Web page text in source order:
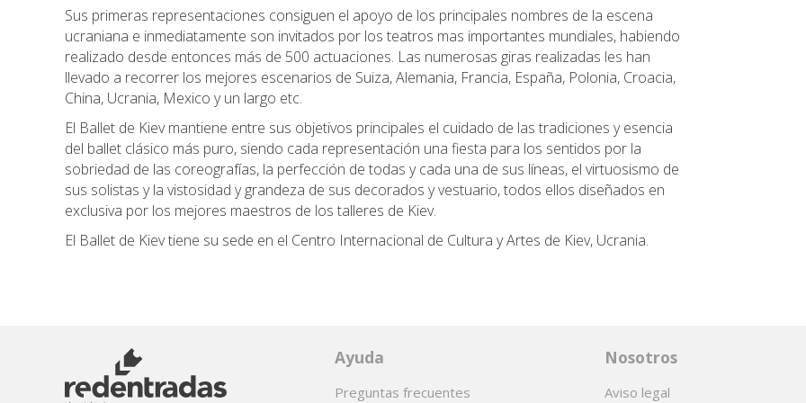
Sus primeras representaciones consiguen el apoyo de los principales nombres de la escena
ucraniana e inmediatamente son invitados por los teatros mas importantes mundiales, habiendo
realizado desde entonces más de 500 actuaciones. Las numerosas giras realizadas les han
llevado a recorrer los mejores escenarios de Suiza, Alemania, Francia, España, Polonia, Croacia,
China, Ucrania, Mexico y un largo etc.
El Ballet de Kiev mantiene entre sus objetivos principales el cuidado de las tradiciones y esencia
del ballet clásico más puro, siendo cada representación una fiesta para los sentidos por la
sobriedad de las coreografías, la perfección de todas y cada una de sus líneas, el virtuosismo de
sus solistas y la vistosidad y grandeza de sus decorados y vestuario, todos ellos diseñados en
exclusiva por los mejores maestros de los talleres de Kiev.
El Ballet de Kiev tiene su sede en el Centro Internacional de Cultura y Artes de Kiev, Ucrania.
Ayuda
Preguntas frecuentes
Nosotros
Aviso legal